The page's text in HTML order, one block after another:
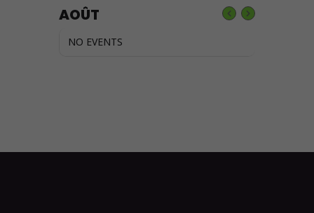
AOÛT
NO EVENTS